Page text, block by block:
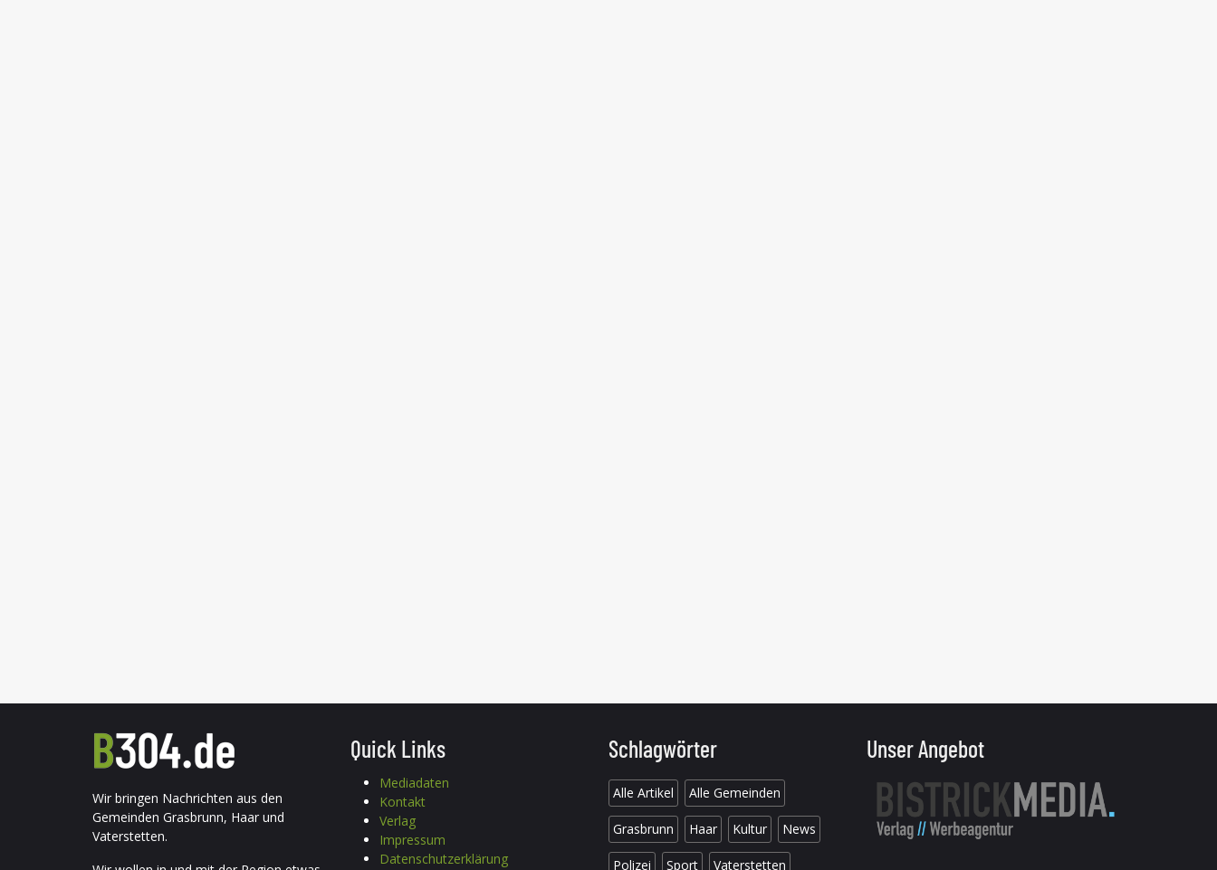
Wir bringen Nachrichten aus den
Gemeinden Grasbrunn, Haar und
Vaterstetten.
Quick Links
Mediadaten
Kontakt
Verlag
Impressum
Datenschutzerklärung
Schlagwörter
Alle Artikel Alle Gemeinden
Grasbrunn Haar Kultur News
Polizei Sport Vaterstetten
Unser Angebot